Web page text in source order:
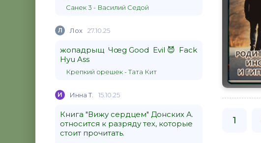
Санек 3 - Василий Седой
Л Лох 27.10.25
жопадрыщ Чœg Good Evil 😈 Fack
Hyu Ass
Крепкий орешек - Тата Кит
И Инна Т. 15.10.25
Книга "Вижу сердцем" Донских А.
относится к разряду тех, которые
стоит прочитать.
1